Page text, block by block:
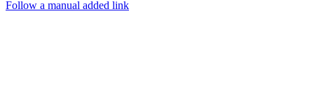
Follow a manual added link